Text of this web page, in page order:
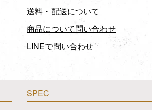
送料・配送について
商品について問い合わせ
LINEで問い合わせ
SPEC